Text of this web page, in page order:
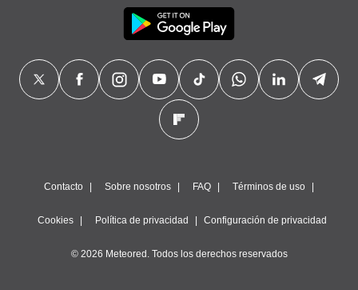
Contacto Sobre nosotros FAQ Términos de uso
Cookies Política de privacidad Configuración de privacidad
© 2026 Meteored. Todos los derechos reservados